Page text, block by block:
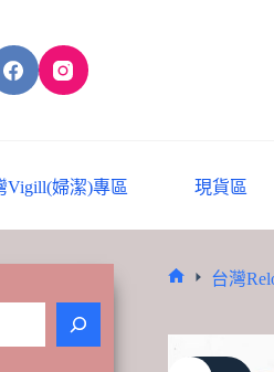
Vigill(婦潔)專區 現貨區
台灣